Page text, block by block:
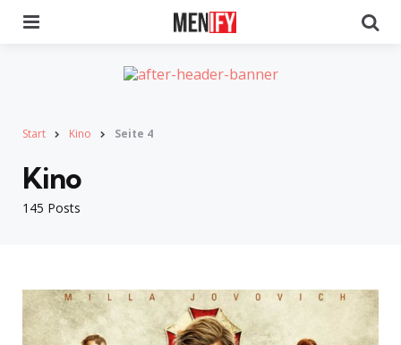
Start Kino Seite 4
145 Posts
Kino